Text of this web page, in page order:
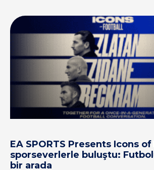
EA SPORTS Presents Icons of
sporseverlerle buluştu:
bir arada